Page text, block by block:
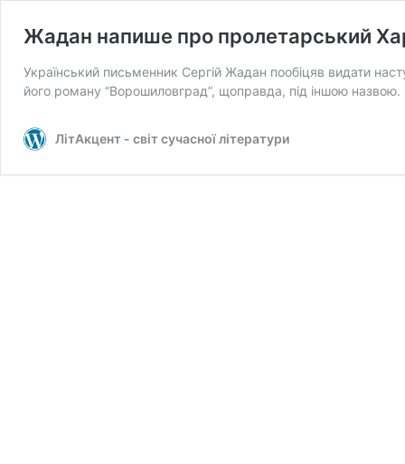
Жадан напише про пролетарський
Український письменник Сергій Жадан пообіцяв видати
його роману “Ворошиловград”, щоправда, під іншою
ЛітАкцент - світ сучасної літератури